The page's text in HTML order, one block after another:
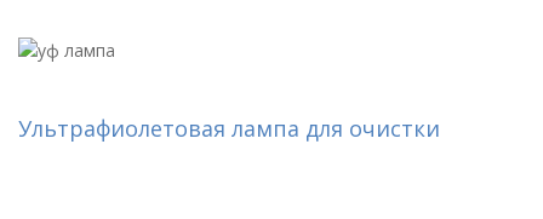
Ультрафиолетовая лампа для очистки